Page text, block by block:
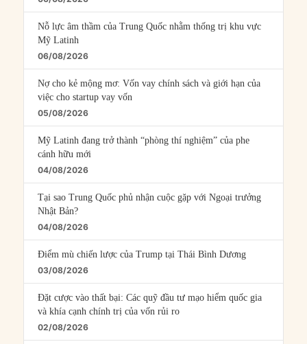
Nỗ lực âm thầm của Trung Quốc nhằm thống trị khu vực
Mỹ Latinh
06/08/2026
Nợ cho kẻ mộng mơ: Vốn vay chính sách và giới hạn của
việc cho startup vay vốn
05/08/2026
Mỹ Latinh đang trở thành “phòng thí nghiệm” của phe
cánh hữu mới
04/08/2026
Tại sao Trung Quốc phủ nhận cuộc gặp với Ngoại trưởng
Nhật Bản?
04/08/2026
Điểm mù chiến lược của Trump tại Thái Bình Dương
03/08/2026
Đặt cược vào thất bại: Các quỹ đầu tư mạo hiểm quốc gia
và khía cạnh chính trị của vốn rủi ro
02/08/2026